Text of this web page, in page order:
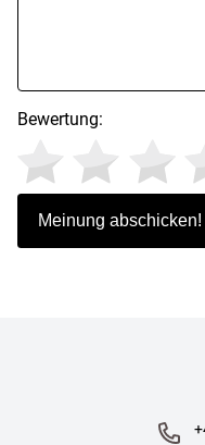
Bewertung: